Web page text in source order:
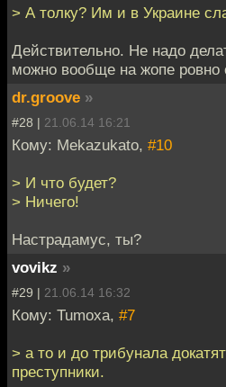
> А толку? Им и в Украине
Действительно. Не надо
можно вообще на жопе ровно
dr.groove »
#28 | 21.06.14 16:21
Кому: Mekazukato, #10
> И что будет?
> Ничего!
Настрадамус, ты?
vovikz »
#29 | 21.06.14 16:32
Кому: Tumoxa, #7
> а то и до трибунала
преступники.